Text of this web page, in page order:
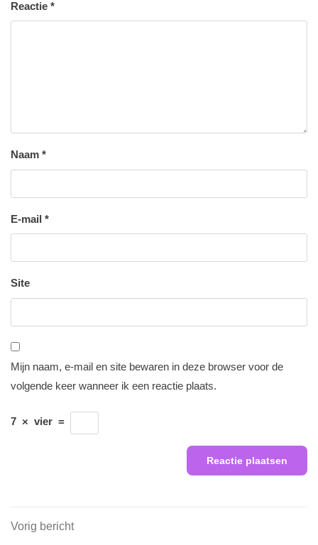
Reactie *
Naam *
E-mail *
Site
Mijn naam, e-mail en site bewaren in deze browser voor de
volgende keer wanneer ik een reactie plaats.
7 × vier =
Berichtnavigatie
Vorig
Vorig bericht